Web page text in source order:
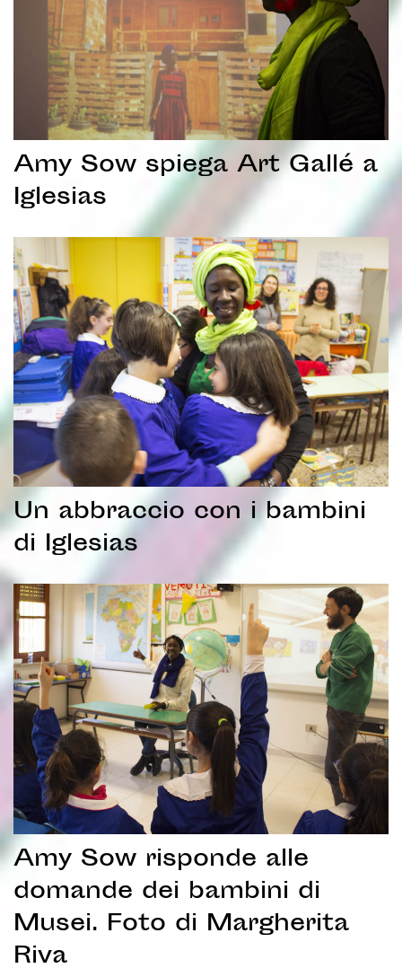
Amy Sow spiega Art Gallé a
Iglesias
Un abbraccio con i bambini
di Iglesias
Amy Sow risponde alle
domande dei bambini di
Musei. Foto di Margherita
Riva